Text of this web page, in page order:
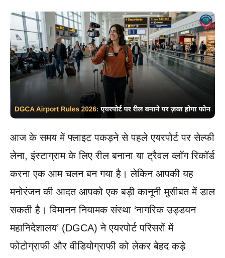
आज के समय में फ्लाइट पकड़ने से पहले एयरपोर्ट पर सेल्फी
लेना, इंस्टाग्राम के लिए रील बनाना या ट्रैवल व्लॉग रिकॉर्ड
करना एक आम चलन बन गया है। लेकिन आपकी यह
मनोरंजन की आदत आपको एक बड़ी कानूनी मुसीबत में डाल
सकती है। विमानन नियामक संस्था ‘नागरिक उड्डयन
महानिदेशालय’ (DGCA) ने एयरपोर्ट परिसरों में
फोटोग्राफी और वीडियोग्राफी को लेकर बेहद कड़े